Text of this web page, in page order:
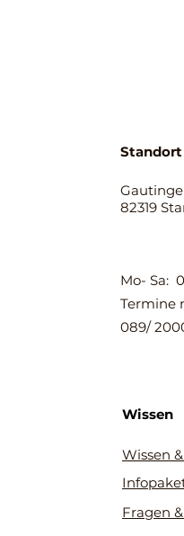
82319
Mo- Sa:
Termine
089/
Wissen
Wissen
Fragen